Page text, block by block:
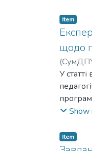
на
та
Item
щодо
(
У
Show
Item